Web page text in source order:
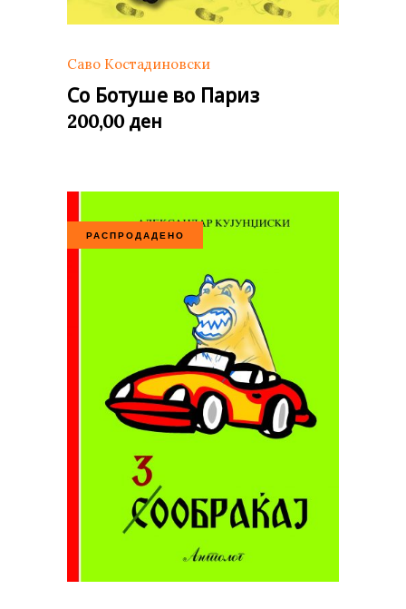
Саво Костадиновски
Со Ботуше во Париз
200,00 ден
РАСПРОДАДЕНО